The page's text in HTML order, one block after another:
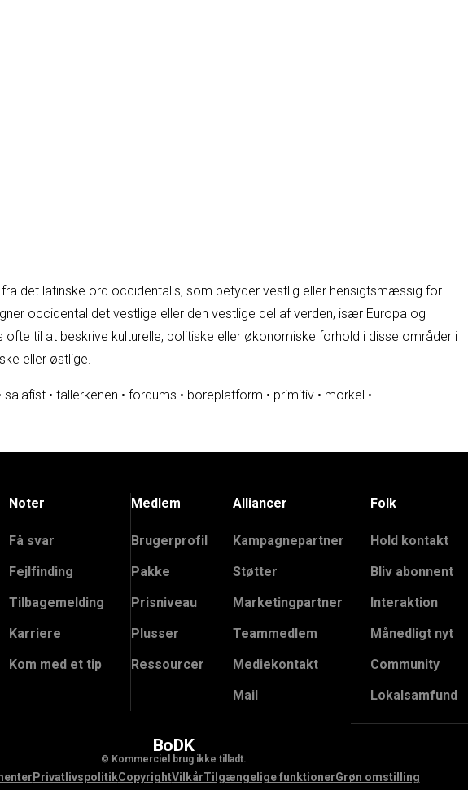
det latinske ord occidentalis, som betyder vestlig eller hensigtsmæssig for
occidental det vestlige eller den vestlige del af verden, især Europa og
ofte til at beskrive kulturelle, politiske eller økonomiske forhold i disse områder i
eller østlige.
salafist • tallerkenen • fordums • boreplatform • primitiv • morkel •
BoDK
© Kommerciel brug ikke tilladt.
Noter
Få svar
Fejlfinding
Tilbagemelding
Karriere
Kom med et tip
Medlem
Brugerprofil
Pakke
Prisniveau
Plusser
Ressourcer
Alliancer
Kampagnepartner
Støtter
Marketingpartner
Teammedlem
Mediekontakt
Mail
Folk
Hold kontakt
Bliv abonnent
Interaktion
Månedligt nyt
Community
Lokalsamfund
PrivatlivspolitikCopyrightVilkårTilgængelige funktionerGrøn omstilling